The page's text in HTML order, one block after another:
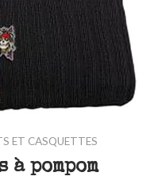
ET CASQUETTES
à pompom